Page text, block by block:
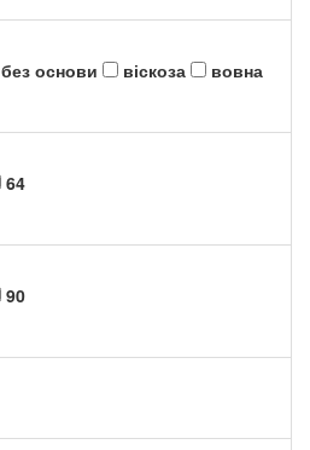
без основи віскоза
вовна
64
90